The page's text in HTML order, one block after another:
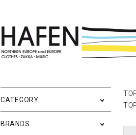
バッグ
Event
CATEGORY
BRANDS